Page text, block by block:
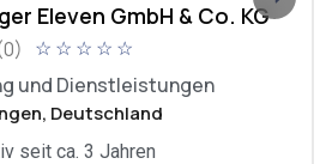
Eleven GmbH & Co. KG
☆ ☆ ☆ ☆ ☆
und Dienstleistungen
Deutschland
seit ca. 3 Jahren